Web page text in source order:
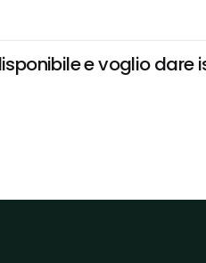
e voglio dare